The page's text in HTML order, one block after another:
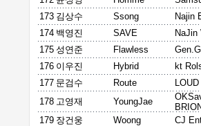
173 김상수 Ssong
Najin
174 백영진 SAVE
NaJin
175 성연준 Flawless
176 이우진 Hybrid
kt
177 문검수 Route
LOUD
178 고영재 YoungJae
179 장건웅 Woong
CJ